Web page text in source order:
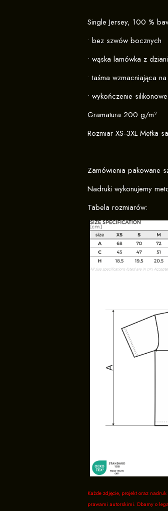
Single Jersey, 100 %
• bez szwów bocznych
• wąska lamówka z
• taśma wzmacniająca
• wykończenie silikonowe
Gramatura 200 g/m²
Rozmiar XS-3XL Metka
Zamówienia pakowane
Nadruki wykonujemy
Tabela rozmiarów:
Każde zdjęcie, projekt oraz
prawami autorskimi. Dbamy o